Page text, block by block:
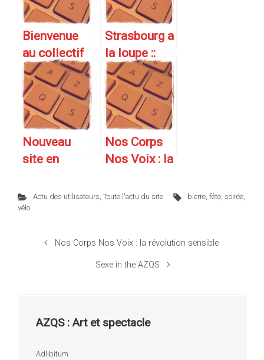
Bienvenue
au collectif
LEDLP sur
AZQS
Strasbourg a
la loupe ::
Service de
suivi de
l’actualité
des Sites
Strasbourge
ois.
Nouveau
site en
ent : le
cheval sera
Nos Corps
Nos Voix : la
sensible
Actu des utilisateurs, Toute l'actu du site bierre,fête, soirée,
vélo
Nos Corps Nos Voix : la révolution sensible
Sexe in the AZQS
AZQS : Art et spectacle
Adlibitum